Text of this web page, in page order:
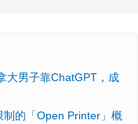
大男子靠ChatGPT，成
的「Open Printer」概